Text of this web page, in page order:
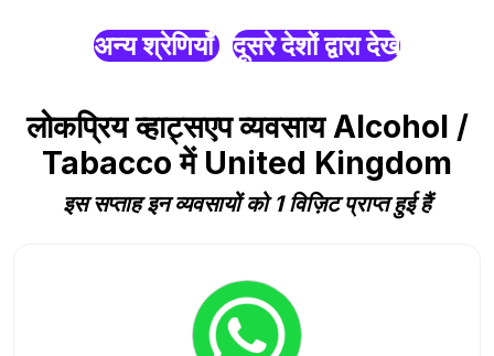
अन्य श्रेणियाँ दूसरे देशों द्वारा देखें
लोकप्रिय व्हाट्सएप व्यवसाय Alcohol /
Tabacco में United Kingdom
इस सप्ताह इन व्यवसायों को 1 विज़िट प्राप्त हुई हैं